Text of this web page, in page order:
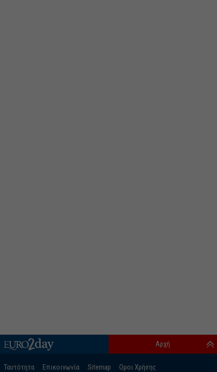
Ταυτότητα Επικοινωνία Sitemap Οροι Χρήσης
Αρχή